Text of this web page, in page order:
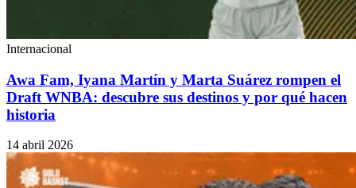
Internacional
Awa Fam, Iyana Martín y Marta Suárez rompen el
Draft WNBA: descubre sus destinos y por qué hacen
historia
14 abril 2026